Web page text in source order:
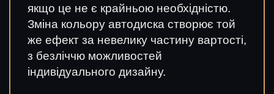
якщо це не є крайньою необхідністю.
Зміна кольору автодиска створює той
же ефект за невелику частину вартості,
з безліччю можливостей
індивідуального дизайну.